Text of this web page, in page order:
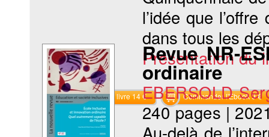
l’idée que
dans tous les
Présentation du
Commander le livre 14 € Commander l'Ebook 9 €
Revue NR-
ordinaire
EBERSOLD
240 pages|